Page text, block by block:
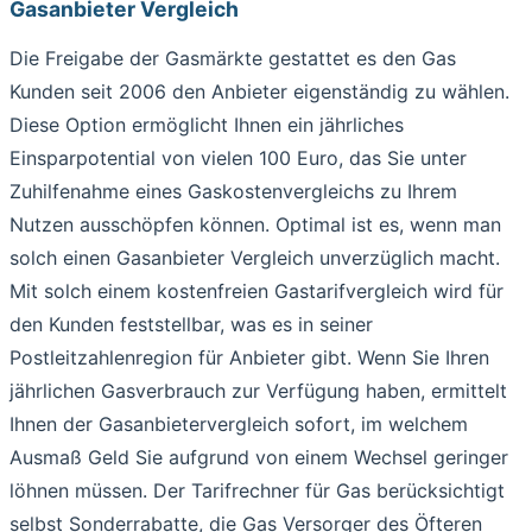
Gasanbieter Vergleich
Die Freigabe der Gasmärkte gestattet es den Gas
Kunden seit 2006 den Anbieter eigenständig zu wählen.
Diese Option ermöglicht Ihnen ein jährliches
Einsparpotential von vielen 100 Euro, das Sie unter
Zuhilfenahme eines Gaskostenvergleichs zu Ihrem
Nutzen ausschöpfen können. Optimal ist es, wenn man
solch einen Gasanbieter Vergleich unverzüglich macht.
Mit solch einem kostenfreien Gastarifvergleich wird für
den Kunden feststellbar, was es in seiner
Postleitzahlenregion für Anbieter gibt. Wenn Sie Ihren
jährlichen Gasverbrauch zur Verfügung haben, ermittelt
Ihnen der Gasanbietervergleich sofort, im welchem
Ausmaß Geld Sie aufgrund von einem Wechsel geringer
löhnen müssen. Der Tarifrechner für Gas berücksichtigt
selbst Sonderrabatte, die Gas Versorger des Öfteren